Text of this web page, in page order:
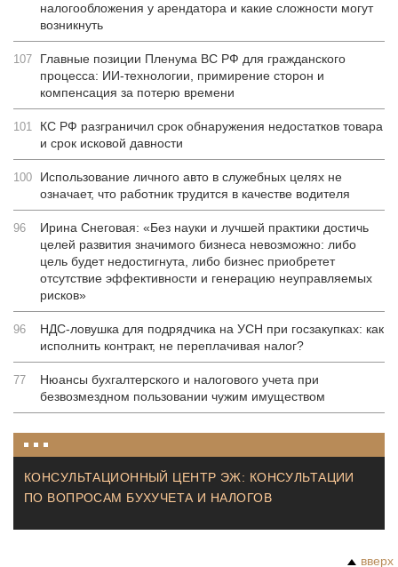
налогообложения у арендатора и какие сложности могут
возникнуть
107
Главные позиции Пленума ВС РФ для гражданского
процесса: ИИ-технологии, примирение сторон и
компенсация за потерю времени
101
КС РФ разграничил срок обнаружения недостатков товара
и срок исковой давности
100
Использование личного авто в служебных целях не
означает, что работник трудится в качестве водителя
96
Ирина Снеговая: «Без науки и лучшей практики достичь
целей развития значимого бизнеса невозможно: либо
цель будет недостигнута, либо бизнес приобретет
отсутствие эффективности и генерацию неуправляемых
рисков»
96
НДС-ловушка для подрядчика на УСН при госзакупках: как
исполнить контракт, не переплачивая налог?
77
Нюансы бухгалтерского и налогового учета при
безвозмездном пользовании чужим имуществом
КОНСУЛЬТАЦИОННЫЙ ЦЕНТР ЭЖ: КОНСУЛЬТАЦИИ
ПО ВОПРОСАМ БУХУЧЕТА И НАЛОГОВ
вверх